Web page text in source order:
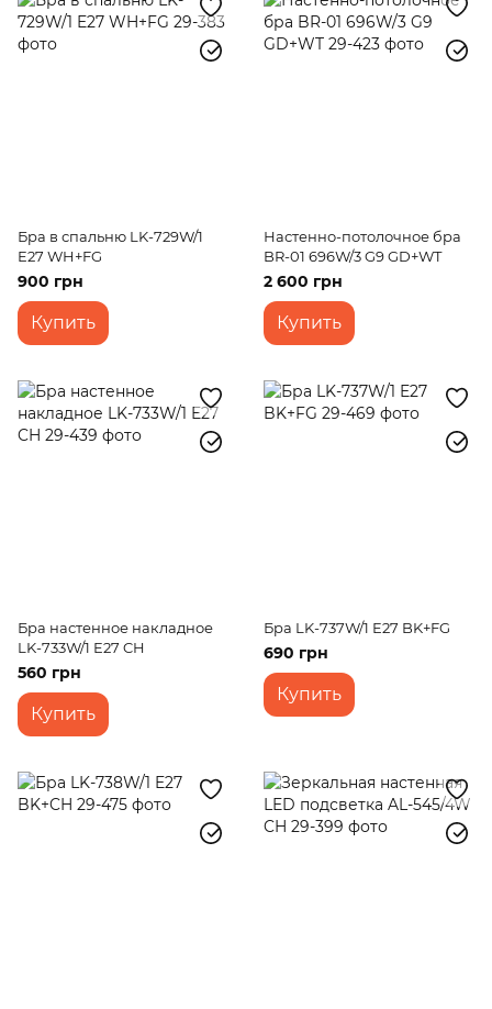
Бра в спальню LK-729W/1
E27 WH+FG
900 грн
Купить
Настенно-потолочное бра
BR-01 696W/3 G9 GD+WT
2 600 грн
Купить
Бра настенное накладное
LK-733W/1 E27 CH
560 грн
Купить
Бра LK-737W/1 E27 BK+FG
690 грн
Купить